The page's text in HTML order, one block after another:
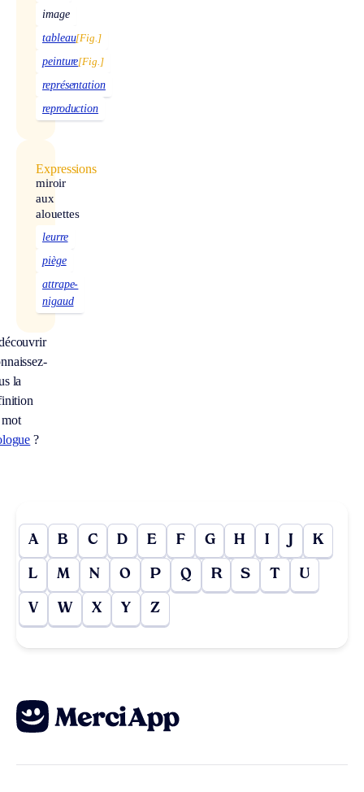
image
tableau[Fig.]
peinture[Fig.]
représentation
reproduction
Expressions
miroir
aux
alouettes
leurre
piège
attrape-
nigaud
la
?
A B C D E F G H I J K
L M N O P Q R S T U
V W X Y Z